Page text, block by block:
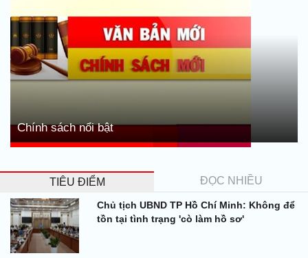
Chính sách nổi bật
TIÊU ĐIỂM ĐỌC NHIỀU
Chủ tịch UBND TP Hồ Chí Minh: Không để
tồn tại tình trạng 'cò làm hồ sơ'